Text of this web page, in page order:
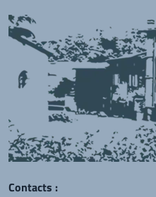
Contacts :